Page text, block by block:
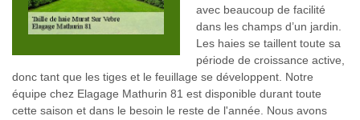
avec beaucoup de facilité
dans les champs d’un jardin.
Les haies se taillent toute sa
période de croissance active,
donc tant que les tiges et le feuillage se développent. Notre
équipe chez Elagage Mathurin 81 est disponible durant toute
cette saison et dans le besoin le reste de l'année. Nous avons